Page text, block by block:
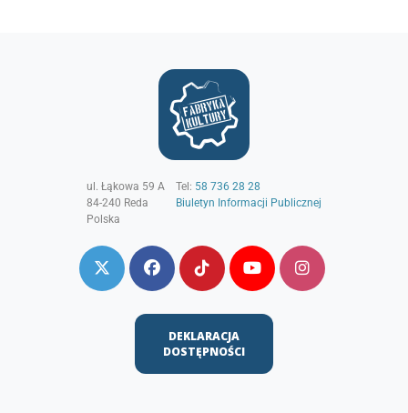
ul. Łąkowa 59 A
84-240 Reda
Polska
Tel: 58 736 28 28
Biuletyn Informacji Publicznej
DEKLARACJA
DOSTĘPNOŚCI